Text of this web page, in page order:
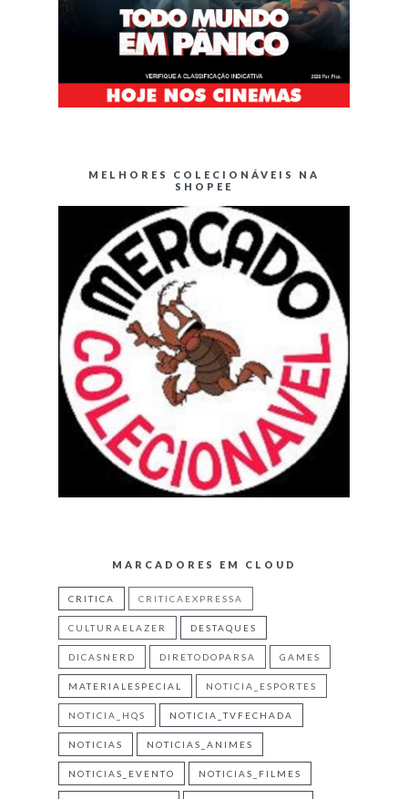
MELHORES COLECIONÁVEIS NA
SHOPEE
MARCADORES EM CLOUD
CRITICA CRITICAEXPRESSA
CULTURAELAZER DESTAQUES
DICASNERD DIRETODOPARSA GAMES
MATERIALESPECIAL NOTICIA_ESPORTES
NOTICIA_HQS NOTICIA_TVFECHADA
NOTICIAS NOTICIAS_ANIMES
NOTICIAS_EVENTO NOTICIAS_FILMES